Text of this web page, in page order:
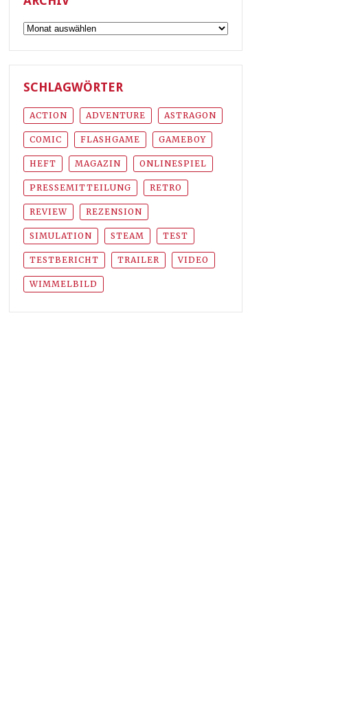
Archiv
SCHLAGWÖRTER
ACTION ADVENTURE ASTRAGON
COMIC FLASHGAME GAMEBOY
HEFT MAGAZIN ONLINESPIEL
PRESSEMITTEILUNG RETRO
REVIEW REZENSION
SIMULATION STEAM TEST
TESTBERICHT TRAILER VIDEO
WIMMELBILD